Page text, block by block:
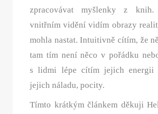
zpracovávat myšlenky z
vnitřním vidění vidím obrazy
mohla nastat. Intuitivně cítím, že
tam tím není něco v pořádku
s lidmi lépe cítím jejich energii
jejich náladu, pocity.
Tímto krátkým článkem děkuji